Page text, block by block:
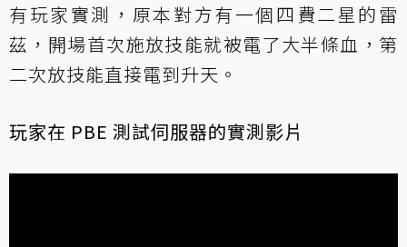
有玩家實測，原本對方有一個四費二星的雷
茲，開場首次施放技能就被電了大半條血，第
二次放技能直接電到升天。
玩家在 PBE 測試伺服器的實測影片